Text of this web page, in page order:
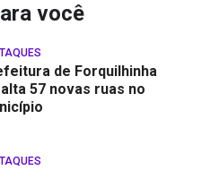
você
de Forquilhinha
57 novas ruas no